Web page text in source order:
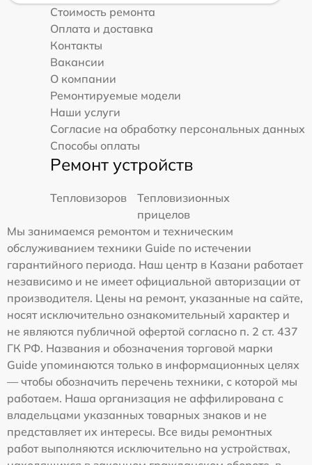
Стоимость ремонта
Оплата и доставка
Контакты
Вакансии
О компании
Ремонтируемые модели
Наши услуги
Согласие на обработку персональных данных
Способы оплаты
Ремонт устройств
Тепловизоров
Тепловизионных
прицелов
Мы занимаемся ремонтом и техническим
обслуживанием техники Guide по истечении
гарантийного периода. Наш центр в Казани работает
независимо и не имеет официальной авторизации от
производителя. Цены на ремонт, указанные на сайте,
носят исключительно ознакомительный характер и
не являются публичной офертой согласно п. 2 ст. 437
ГК РФ. Названия и обозначения торговой марки
Guide упоминаются только в информационных целях
— чтобы обозначить перечень техники, с которой мы
работаем. Наша организация не аффилирована с
владельцами указанных товарных знаков и не
представляет их интересы. Все виды ремонтных
работ выполняются исключительно на устройствах,